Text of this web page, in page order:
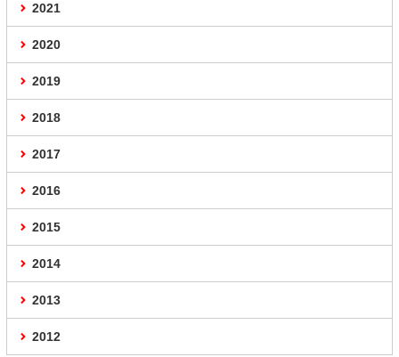
2021
2020
2019
2018
2017
2016
2015
2014
2013
2012